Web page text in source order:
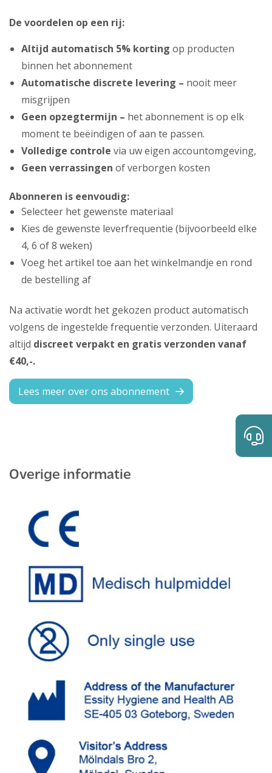
De voordelen op een rij:
Altijd automatisch 5% korting op producten
binnen het abonnement
Automatische discrete levering – nooit meer
misgrijpen
Geen opzegtermijn – het abonnement is op elk
moment te beëindigen of aan te passen.
Volledige controle via uw eigen accountomgeving,
Geen verrassingen of verborgen kosten
Abonneren is eenvoudig:
Selecteer het gewenste materiaal
Kies de gewenste leverfrequentie (bijvoorbeeld elke
4, 6 of 8 weken)
Voeg het artikel toe aan het winkelmandje en rond
de bestelling af
Na activatie wordt het gekozen product automatisch
volgens de ingestelde frequentie verzonden. Uiteraard
altijd discreet verpakt en gratis verzonden vanaf
€40,-.
Lees meer over ons abonnement
Overige informatie